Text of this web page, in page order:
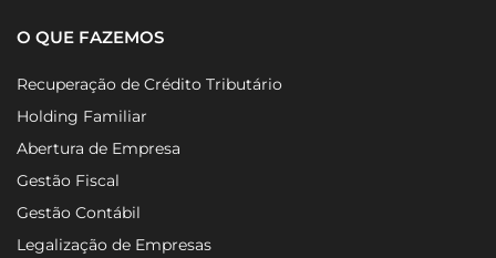
O QUE FAZEMOS
Recuperação de Crédito Tributário
Holding Familiar
Abertura de Empresa
Gestão Fiscal
Gestão Contábil
Legalização de Empresas